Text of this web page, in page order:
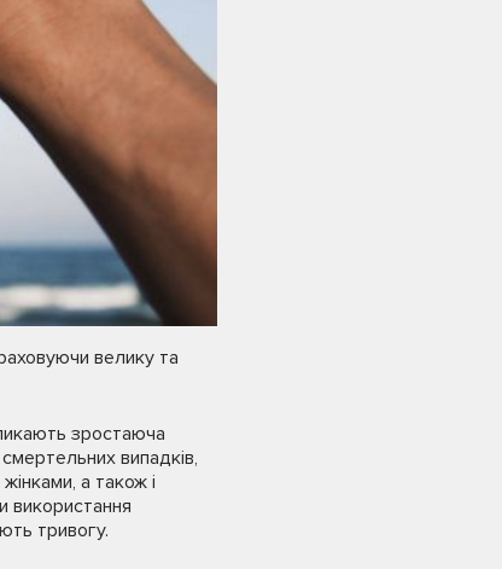
велику та
зростаюча
випадків,
а також і
використання
тривогу.